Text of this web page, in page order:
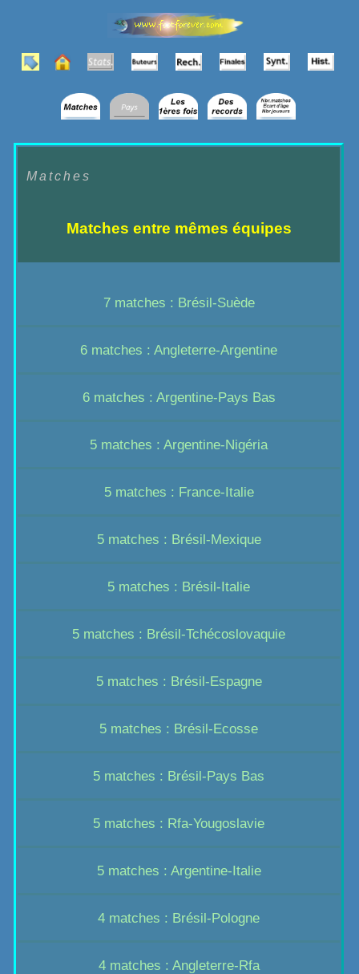
Matches
Matches entre mêmes équipes
7 matches : Brésil-Suède
6 matches : Angleterre-Argentine
6 matches : Argentine-Pays Bas
5 matches : Argentine-Nigéria
5 matches : France-Italie
5 matches : Brésil-Mexique
5 matches : Brésil-Italie
5 matches : Brésil-Tchécoslovaquie
5 matches : Brésil-Espagne
5 matches : Brésil-Ecosse
5 matches : Brésil-Pays Bas
5 matches : Rfa-Yougoslavie
5 matches : Argentine-Italie
4 matches : Brésil-Pologne
4 matches : Angleterre-Rfa